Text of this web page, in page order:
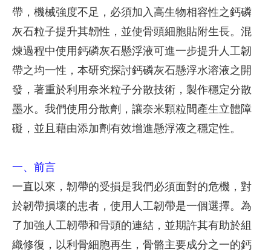
帶，機械強度不足，必須加入高生物相容性之鈣磷
灰石粒子提升其韌性，並使骨頭細胞貼附生長。混
煉過程中使用鈣磷灰石懸浮液可進一步提升人工韌
帶之均一性，本研究探討鈣磷灰石懸浮水溶液之開
發，著重於利用奈米粒子分散技術，製作穩定分散
墨水。我們使用分散劑，讓奈米顆粒間產生立體障
礙，並且藉由添加劑有效增進懸浮液之穩定性。
一、前言
一直以來，韌帶的受損是我們必須面對的危機，對
於韌帶損壞的患者，使用人工韌帶是一個選擇。為
了加強人工韌帶和骨頭的連結，並期許其有助於組
織修復，以利骨細胞再生，骨骼主要成分之一的鈣